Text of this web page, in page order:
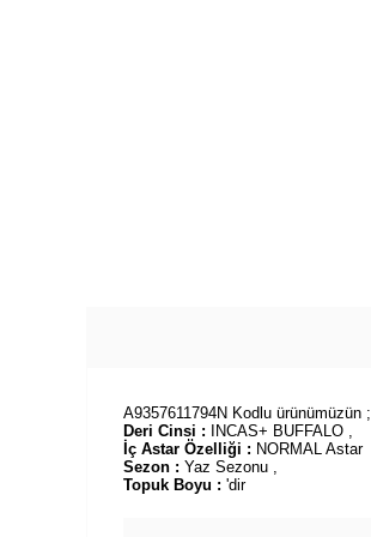
A9357611794N Kodlu ürünümüzün ;
Deri Cinsi : INCAS+ BUFFALO ,
İç Astar Özelliği : NORMAL Astar
Sezon : Yaz Sezonu ,
Topuk Boyu : 'dir